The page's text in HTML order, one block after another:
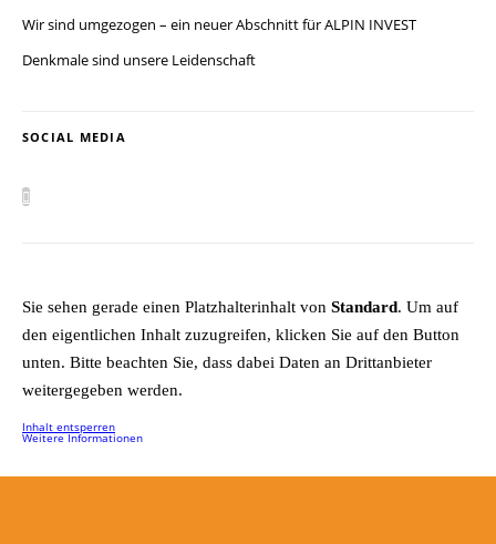
Wir sind umgezogen – ein neuer Abschnitt für ALPIN INVEST
Denkmale sind unsere Leidenschaft
SOCIAL MEDIA
Sie sehen gerade einen Platzhalterinhalt von Standard. Um auf
den eigentlichen Inhalt zuzugreifen, klicken Sie auf den Button
unten. Bitte beachten Sie, dass dabei Daten an Drittanbieter
weitergegeben werden.
Inhalt entsperren
Weitere Informationen